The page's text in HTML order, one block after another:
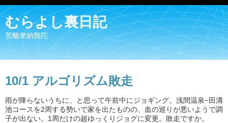
むらよし裏日記
苦離衆納難陀
10/1 アルゴリズム敗走
雨が降らないうちに、と思って午前中にジョギング。浅間温泉−田溝
池コースを2周する勢いで家を出たものの、血の巡りが悪いようで調
子が出ない。1周だけの超ゆっくりジョグに変更。敗走ですか。